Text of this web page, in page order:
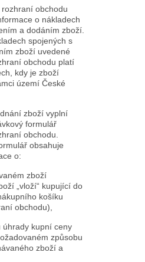
obchodu
o nákladech
a dodáním zboží.
spojených s
zboží uvedené
obchodu platí
kdy je zboží
území České
zboží vyplní
formulář
obchodu.
obsahuje
o:
zboží
„vloží“ kupující do
košíku
obchodu),
kupní ceny
způsobu
zboží a